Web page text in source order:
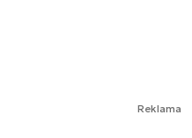
Reklama